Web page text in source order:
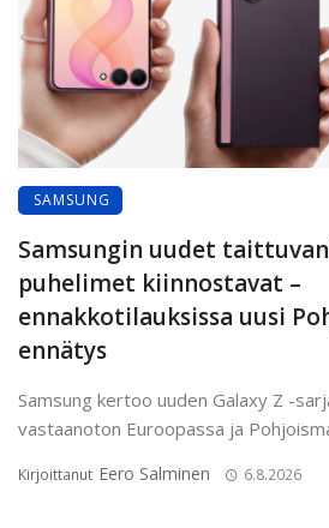
SAMSUNG
Samsungin uudet
puhelimet kiinnostavat –
ennakkotilauksissa uusi
ennätys
Samsung kertoo uuden Galaxy Z -
vastaanoton Euroopassa ja
Kirjoittanut Eero Salminen 6.8.2026